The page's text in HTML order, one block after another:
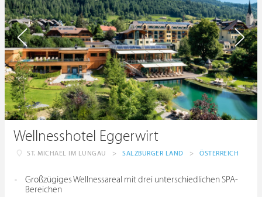
Wellnesshotel Eggerwirt
ST. MICHAEL IM LUNGAU > SALZBURGER LAND > ÖSTERREICH
Großzügiges Wellnessareal mit drei unterschiedlichen SPA-
Bereichen